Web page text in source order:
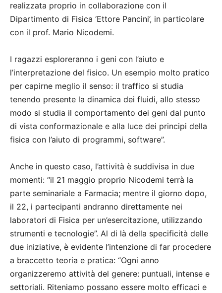
realizzata proprio in collaborazione con il
Dipartimento di Fisica ‘Ettore Pancini’, in particolare
con il prof. Mario Nicodemi.
I ragazzi esploreranno i geni con l’aiuto e
l’interpretazione del fisico. Un esempio molto pratico
per capirne meglio il senso: il traffico si studia
tenendo presente la dinamica dei fluidi, allo stesso
modo si studia il comportamento dei geni dal punto
di vista conformazionale e alla luce dei principi della
fisica con l’aiuto di programmi, software”.
Anche in questo caso, l’attività è suddivisa in due
momenti: “il 21 maggio proprio Nicodemi terrà la
parte seminariale a Farmacia; mentre il giorno dopo,
il 22, i partecipanti andranno direttamente nei
laboratori di Fisica per un’esercitazione, utilizzando
strumenti e tecnologie”. Al di là della specificità delle
due iniziative, è evidente l’intenzione di far procedere
a braccetto teoria e pratica: “Ogni anno
organizzeremo attività del genere: puntuali, intense e
settoriali. Riteniamo possano essere molto efficaci e